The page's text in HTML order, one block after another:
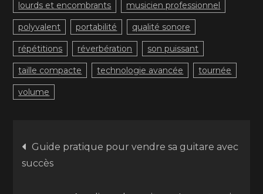
lourds et encombrants musicien professionnel
polyvalent portabilité qualité sonore
répétitions réverbération son puissant
taille compacte technologie avancée tournée
volume
Navigation
de
Guide pratique pour vendre sa guitare avec
succès